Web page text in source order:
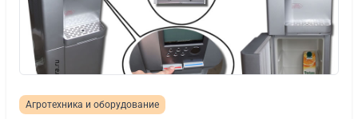
Агротехника и оборудование